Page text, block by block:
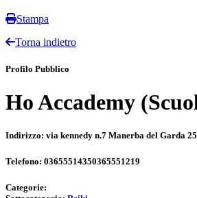
Stampa
Torna indietro
Profilo Pubblico
Ho Accademy
Indirizzo: via kennedy n.7 Manerba del Garda
Telefono: 03655514350365551219
Categorie: